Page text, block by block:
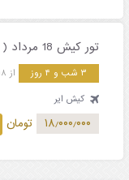
تور کیش 18 مرداد ( 3 شب )
۳ شب و ۴ روز از ۱۸ مرداد ۱۴۰۵
کیش ایر
۱۸٫۰۰۰٫۰۰۰ تومان